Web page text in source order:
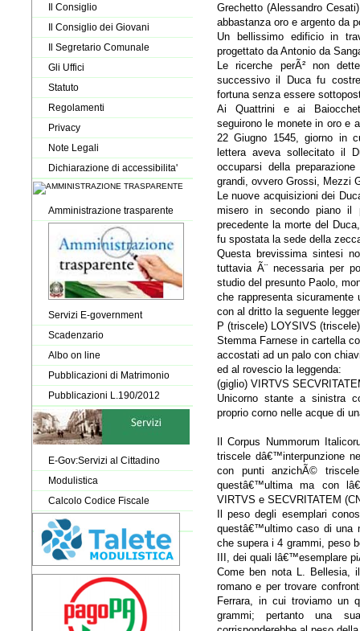
Il Consiglio
Il Consiglio dei Giovani
Il Segretario Comunale
Gli Uffici
Statuto
Regolamenti
Privacy
Note Legali
Dichiarazione di accessibilita'
Amministrazione trasparente
Servizi E-government
Scadenzario
Albo on line
Pubblicazioni di Matrimonio
Pubblicazioni L.190/2012
E-Gov:Servizi al Cittadino
Modulistica
Calcolo Codice Fiscale
Grechetto (Alessandro
abbastanza oro e argento da
Un bellissimo edificio in
progettato da Antonio da
Le ricerche perÃ² non
successivo il Duca fu
fortuna senza essere
Ai Quattrini e ai
seguirono le monete in oro e
22 Giugno 1545, giorno in
lettera aveva sollecitato il
occuparsi della
grandi, ovvero Grossi, Mezzi
Le nuove acquisizioni dei
misero in secondo piano il
precedente la morte del
fu spostata la sede della
Questa brevissima sintesi
tuttavia Ã¨ necessaria per
studio del presunto Paolo,
che rappresenta
con al dritto la seguente
P (triscele) LOYSIVS
Stemma Farnese in cartella
accostati ad un palo con
ed al rovescio la leggenda:
(giglio) VIRTVS
Unicorno stante a sinistra
proprio corno nelle acque di
Il Corpus Nummorum
triscele dâ€™interpunzione
con punti anzichÃ©
questâ€™ultima ma con
VIRTVS e SECVRITATEM
Il peso degli esemplari
questâ€™ultimo caso di una
che supera i 4 grammi, peso
III, dei quali lâ€™esemplare
Come ben nota L. Bellesia,
romano e per trovare
Ferrara, in cui troviamo un
grammi; pertanto una